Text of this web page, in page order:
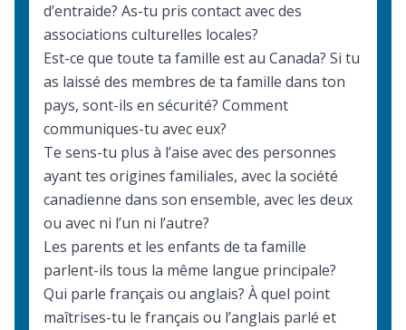
d’entraide? As-tu pris contact avec des
associations culturelles locales?
Est-ce que toute ta famille est au Canada? Si tu
as laissé des membres de ta famille dans ton
pays, sont-ils en sécurité? Comment
communiques-tu avec eux?
Te sens-tu plus à l’aise avec des personnes
ayant tes origines familiales, avec la société
canadienne dans son ensemble, avec les deux
ou avec ni l’un ni l’autre?
Les parents et les enfants de ta famille
parlent-ils tous la même langue principale?
Qui parle français ou anglais? À quel point
maîtrises-tu le français ou l’anglais parlé et